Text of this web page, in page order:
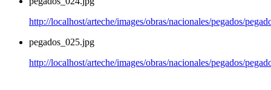
http://localhost/arteche/images/obras/nacionales/pegados/
pegados_025.jpg
http://localhost/arteche/images/obras/nacionales/pegados/